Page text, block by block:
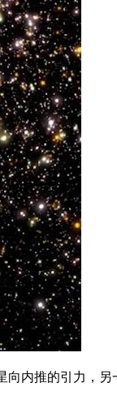
内推的引力